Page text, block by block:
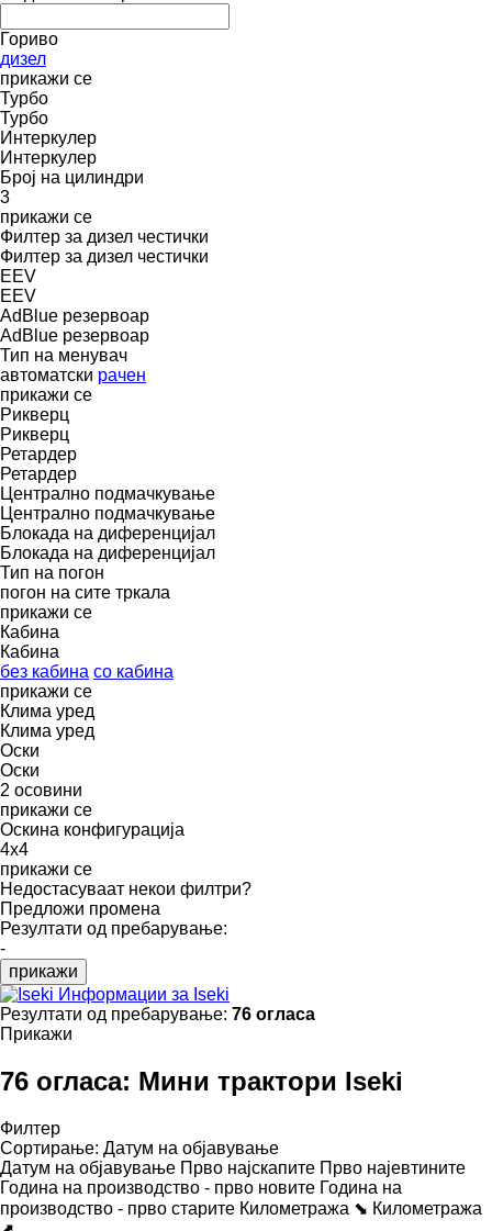
Гориво
дизел
прикажи се
Турбо
Турбо
Интеркулер
Интеркулер
Број на цилиндри
3
прикажи се
Филтер за дизел честички
Филтер за дизел честички
EEV
EEV
AdBlue резервоар
AdBlue резервоар
Тип на менувач
автоматски рачен
прикажи се
Рикверц
Рикверц
Ретардер
Ретардер
Централно подмачкување
Централно подмачкување
Блокада на диференцијал
Блокада на диференцијал
Тип на погон
погон на сите тркала
прикажи се
Кабина
Кабина
без кабина со кабина
прикажи се
Клима уред
Клима уред
Оски
Оски
2 осовини
прикажи се
Оскина конфигурација
4x4
прикажи се
Недостасуваат некои филтри?
Предложи промена
Резултати од пребарување:
-
прикажи
Информации за Iseki
Резултати од пребарување: 76 огласа
Прикажи
76 огласа: Мини трактори Iseki
Филтер
Сортирање: Датум на објавување
Датум на објавување Прво најскапите Прво најевтините
Година на производство - прво новите Година на
производство - прво старите Километража ⬊ Километража